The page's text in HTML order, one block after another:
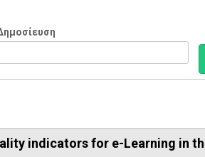
indicators for e-Learning in